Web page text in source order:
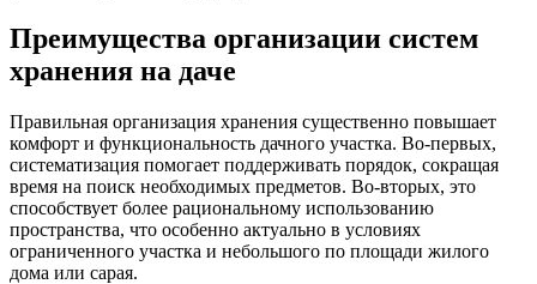
Преимущества организации систем
хранения на даче
Правильная организация хранения существенно повышает
комфорт и функциональность дачного участка. Во-первых,
систематизация помогает поддерживать порядок, сокращая
время на поиск необходимых предметов. Во-вторых, это
способствует более рациональному использованию
пространства, что особенно актуально в условиях
ограниченного участка и небольшого по площади жилого
дома или сарая.